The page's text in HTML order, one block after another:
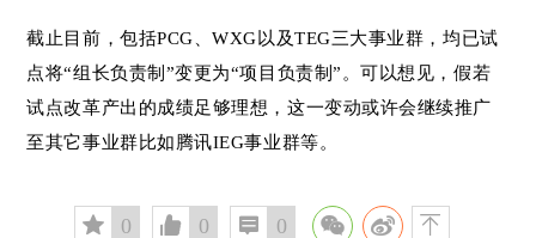
截止目前，包括PCG、WXG以及TEG三大事业群，均已试
点将“组长负责制”变更为“项目负责制”。可以想见，假若
试点改革产出的成绩足够理想，这一变动或许会继续推广
至其它事业群比如腾讯IEG事业群等。
󰅄 0  0  0 